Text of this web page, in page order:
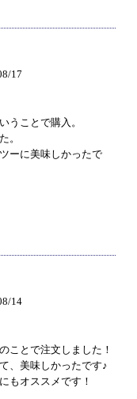
17
うことで購入。
。
ーに美味しかったで
14
ことで注文しました！
、美味しかったです♪
もオススメです！